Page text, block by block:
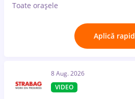
Toate oraşele
Aplică rapid
8 Aug. 2026
VIDEO